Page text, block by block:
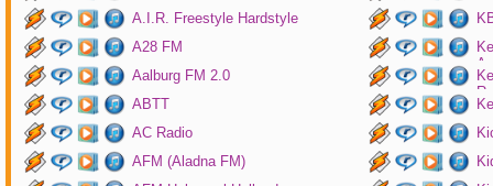
A.I.R. Freestyle Hardstyle
A28 FM
Aalburg FM 2.0
ABTT
AC Radio
AFM (Aladna FM)